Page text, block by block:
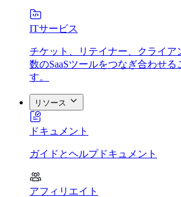
ITサービス
チケット、リテイナー、クライア
数のSaaSツールをつなぎ合わせる
す。
リソース
ドキュメント
ガイドとヘルプドキュメント
アフィリエイト